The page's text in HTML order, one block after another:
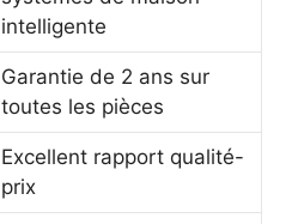
intelligente
Garantie de 2 ans sur
toutes les pièces
Excellent rapport qualité-
prix